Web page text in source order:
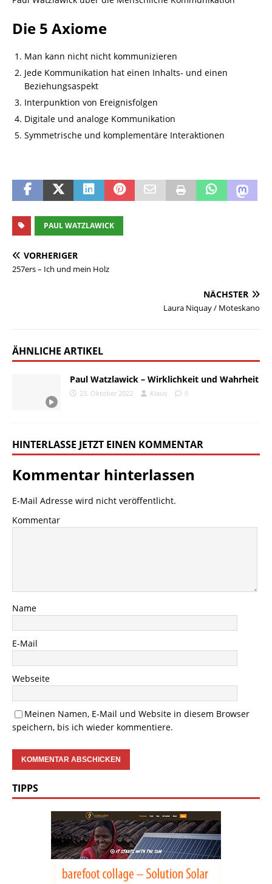
Die 5 Axiome
Man kann nicht nicht kommunizieren
Jede Kommunikation hat einen Inhalts- und einen
Beziehungsaspekt
Interpunktion von Ereignisfolgen
Digitale und analoge Kommunikation
Symmetrische und komplementäre Interaktionen
PAUL WATZLAWICK
VORHERIGER
257ers – Ich und mein Holz
NÄCHSTER
Laura Niquay / Moteskano
ÄHNLICHE ARTIKEL
Paul Watzlawick – Wirklichkeit und Wahrheit
23. Oktober 2022 Klaus 0
HINTERLASSE JETZT EINEN KOMMENTAR
Kommentar hinterlassen
E-Mail Adresse wird nicht veröffentlicht.
Kommentar
Name
E-Mail
Webseite
Meinen Namen, E-Mail und Website in diesem Browser
speichern, bis ich wieder kommentiere.
TIPPS